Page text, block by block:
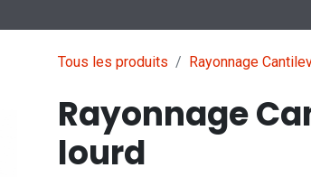
Tous les produits Rayonnage
Rayonnage
lourd